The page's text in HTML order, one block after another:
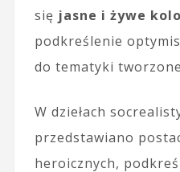
się jasne i żywe
podkreślenie
do tematyki
W dziełach
przedstawiano
heroicznych,